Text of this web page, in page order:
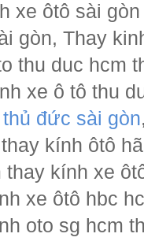
xe ôtô sài
gòn, Thay
thu duc hcm
xe ô tô thu
đức sài gòn
kính ôtô
thay kính xe
xe ôtô hbc
oto sg hcm